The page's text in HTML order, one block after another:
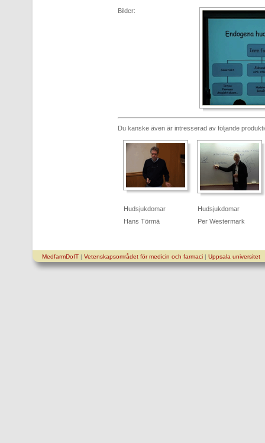
Bilder:
Du kanske även är intresserad av följande
Hudsjukdomar
Hans Törmä
Hudsjukdomar
Per Westermark
MedfarmDoIT| Vetenskapsområdet för medicin och farmaci| Uppsala universitet